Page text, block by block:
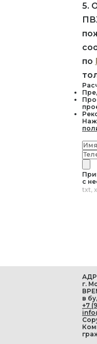
5.
по
с
txt,
г.
в
+7